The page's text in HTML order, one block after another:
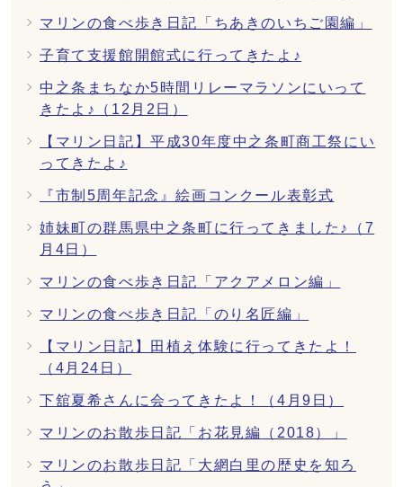
マリンの食べ歩き日記「ちあきのいちご園編」
子育て支援館開館式に行ってきたよ♪
中之条まちなか5時間リレーマラソンにいって
きたよ♪（12月2日）
【マリン日記】平成30年度中之条町商工祭にい
ってきたよ♪
『市制5周年記念』絵画コンクール表彰式
姉妹町の群馬県中之条町に行ってきました♪（7
月4日）
マリンの食べ歩き日記「アクアメロン編」
マリンの食べ歩き日記「のり名匠編」
【マリン日記】田植え体験に行ってきたよ！
（4月24日）
下舘夏希さんに会ってきたよ！（4月9日）
マリンのお散歩日記「お花見編（2018）」
マリンのお散歩日記「大網白里の歴史を知ろ